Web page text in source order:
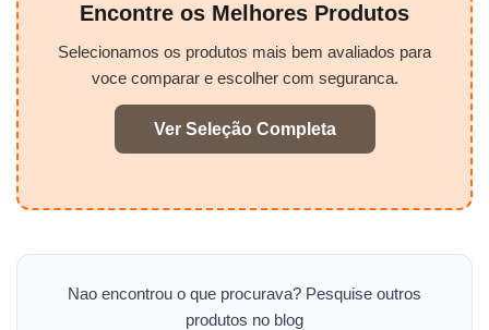
Encontre os Melhores Produtos
Selecionamos os produtos mais bem avaliados para
voce comparar e escolher com seguranca.
Ver Seleção Completa
Nao encontrou o que procurava? Pesquise outros
produtos no blog